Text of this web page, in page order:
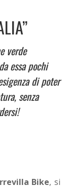
verde
essa pochi
di poter
senza
Bike, si